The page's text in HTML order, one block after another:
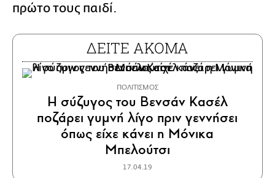
πρώτο τους παιδί.
ΔΕΙΤΕ ΑΚΟΜΑ
ΠΟΛΙΤΙΣΜΟΣ
Η σύζυγος του Βενσάν Κασέλ
ποζάρει γυμνή λίγο πριν γεννήσει
όπως είχε κάνει η Μόνικα
Μπελούτσι
17.04.19